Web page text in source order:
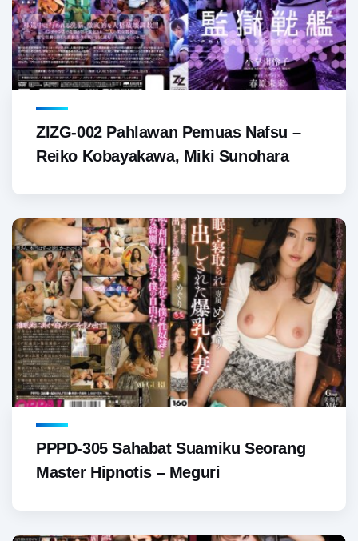
ZIZG-002 Pahlawan Pemuas Nafsu –
Reiko Kobayakawa, Miki Sunohara
PPPD-305 Sahabat Suamiku Seorang
Master Hipnotis – Meguri